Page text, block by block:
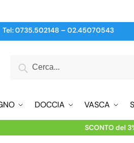
Tel:0735.502148 – 02.45070543
DOCCIA VASCA
SCONTO del